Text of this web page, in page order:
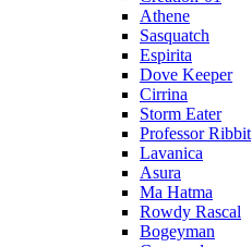
Athene
Sasquatch
Espirita
Dove Keeper
Cirrina
Storm Eater
Professor Ribbit
Lavanica
Asura
Ma Hatma
Rowdy Rascal
Bogeyman